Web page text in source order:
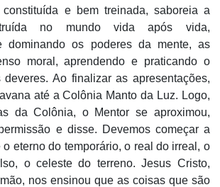
e bem treinada, saboreia a
no mundo vida após vida,
dominando os poderes da mente, as
moral, aprendendo e praticando o
deveres. Ao finalizar as apresentações,
até a Colônia Manto da Luz. Logo,
da Colônia, o Mentor se aproximou,
e disse. Devemos começar a
o eterno do temporário, o real do irreal, o
o celeste do terreno. Jesus Cristo,
nos ensinou que as coisas que são